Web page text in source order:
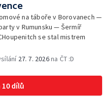
na táboře v Borovanech —
v Rumunsku — Šermíř
se stal mistrem
27. 7. 2026na ČT :D
dílů